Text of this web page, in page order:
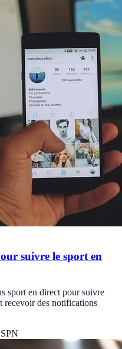
suivre le sport en
sport en direct pour suivre
recevoir des notifications